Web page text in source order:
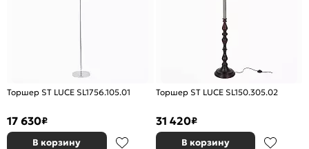
Торшер ST LUCE SL1756.105.01
17 630₽
В корзину
Торшер ST LUCE SL150.305.02
31 420₽
В корзину